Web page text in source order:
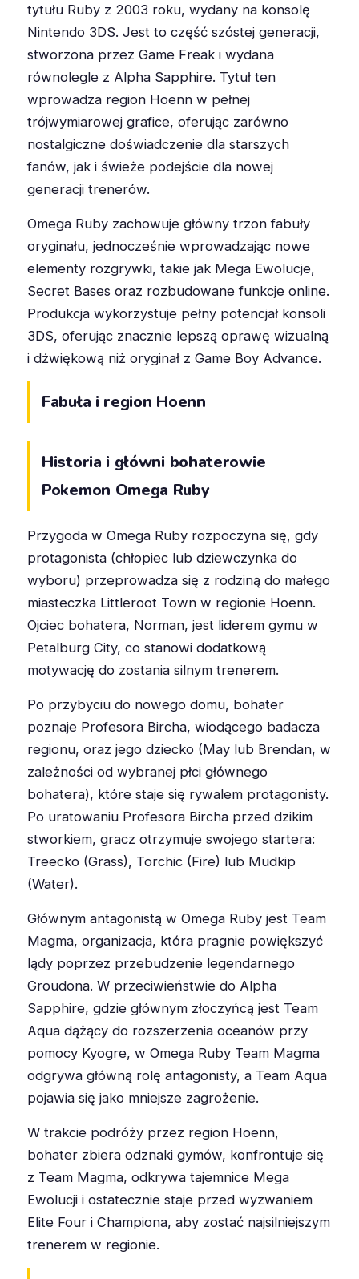
tytułu Ruby z 2003 roku, wydany na konsolę
Nintendo 3DS. Jest to część szóstej generacji,
stworzona przez Game Freak i wydana
równolegle z Alpha Sapphire. Tytuł ten
wprowadza region Hoenn w pełnej
trójwymiarowej grafice, oferując zarówno
nostalgiczne doświadczenie dla starszych
fanów, jak i świeże podejście dla nowej
generacji trenerów.
Omega Ruby zachowuje główny trzon fabuły
oryginału, jednocześnie wprowadzając nowe
elementy rozgrywki, takie jak Mega Ewolucje,
Secret Bases oraz rozbudowane funkcje online.
Produkcja wykorzystuje pełny potencjał konsoli
3DS, oferując znacznie lepszą oprawę wizualną
i dźwiękową niż oryginał z Game Boy Advance.
Fabuła i region Hoenn
Historia i główni bohaterowie
Pokemon Omega Ruby
Przygoda w Omega Ruby rozpoczyna się, gdy
protagonista (chłopiec lub dziewczynka do
wyboru) przeprowadza się z rodziną do małego
miasteczka Littleroot Town w regionie Hoenn.
Ojciec bohatera, Norman, jest liderem gymu w
Petalburg City, co stanowi dodatkową
motywację do zostania silnym trenerem.
Po przybyciu do nowego domu, bohater
poznaje Profesora Bircha, wiodącego badacza
regionu, oraz jego dziecko (May lub Brendan, w
zależności od wybranej płci głównego
bohatera), które staje się rywalem protagonisty.
Po uratowaniu Profesora Bircha przed dzikim
stworkiem, gracz otrzymuje swojego startera:
Treecko (Grass), Torchic (Fire) lub Mudkip
(Water).
Głównym antagonistą w Omega Ruby jest Team
Magma, organizacja, która pragnie powiększyć
lądy poprzez przebudzenie legendarnego
Groudona. W przeciwieństwie do Alpha
Sapphire, gdzie głównym złoczyńcą jest Team
Aqua dążący do rozszerzenia oceanów przy
pomocy Kyogre, w Omega Ruby Team Magma
odgrywa główną rolę antagonisty, a Team Aqua
pojawia się jako mniejsze zagrożenie.
W trakcie podróży przez region Hoenn,
bohater zbiera odznaki gymów, konfrontuje się
z Team Magma, odkrywa tajemnice Mega
Ewolucji i ostatecznie staje przed wyzwaniem
Elite Four i Championa, aby zostać najsilniejszym
trenerem w regionie.